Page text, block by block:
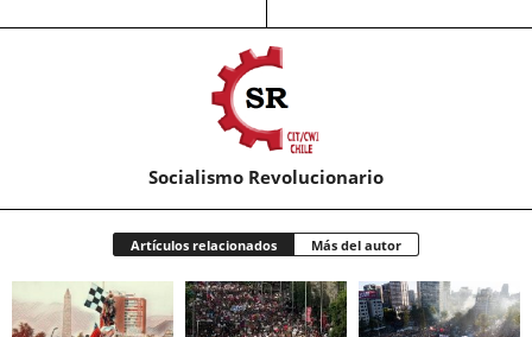
Socialismo Revolucionario
Artículos relacionados Más del autor